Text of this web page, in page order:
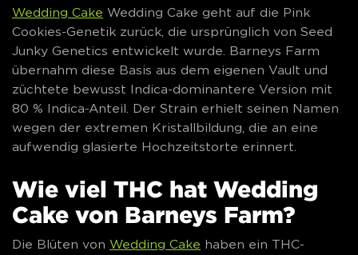
Wedding Cake Wedding Cake geht auf die Pink
Cookies-Genetik zurück, die ursprünglich von Seed
Junky Genetics entwickelt wurde. Barneys Farm
übernahm diese Basis aus dem eigenen Vault und
züchtete bewusst Indica-dominantere Version mit
80 % Indica-Anteil. Der Strain erhielt seinen Namen
wegen der extremen Kristallbildung, die an eine
aufwendig glasierte Hochzeitstorte erinnert.
Wie viel THC hat Wedding
Cake von Barneys Farm?
Die Blüten von Wedding Cake haben ein THC-